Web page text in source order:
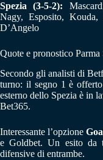
Spezia (3-5-2):
Nagy, Esposito, Kouda,
D’Angelo
Quote e pronostico
Secondo gli analisti di
turno: il segno 1 è
esterno dello Spezia è in
Bet365.
Interessante l’opzione
e Goldbet. Un esito da
difensive di entrambe.